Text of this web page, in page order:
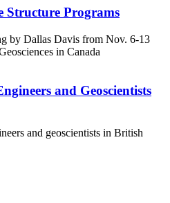
Structure Programs
by Dallas Davis from Nov. 6-13
in Canada
and Geoscientists
and geoscientists in British